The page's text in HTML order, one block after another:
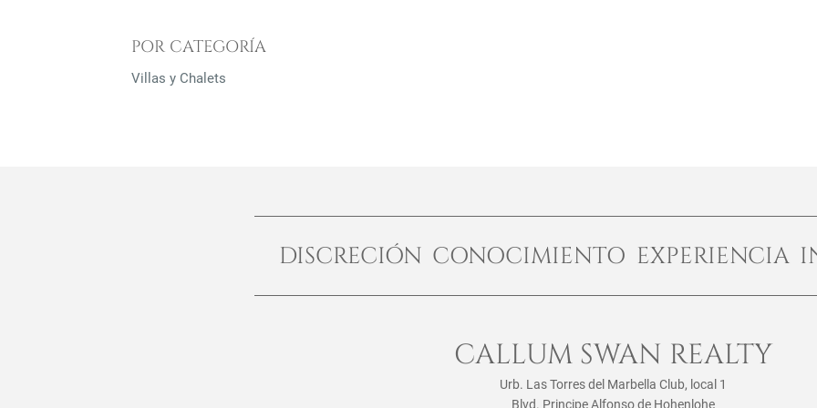
POR CATEGORÍA
Villas y Chalets
DISCRECIÓN CONOCIMIENTO EXPERIENCIA
CALLUM SWAN REALTY
Urb. Las Torres del Marbella Club, local 1
Blvd. Principe Alfonso de Hohenlohe